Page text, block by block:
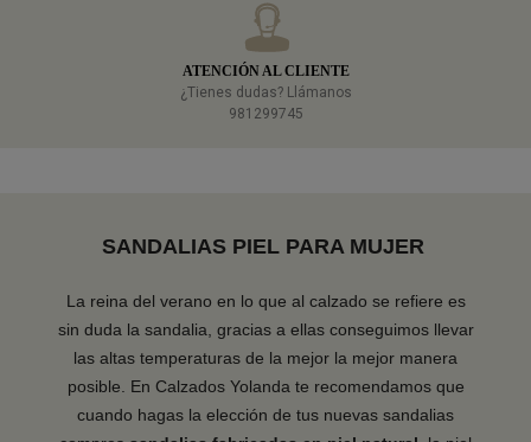
ATENCIÓN AL CLIENTE
¿Tienes dudas? Llámanos
981299745
SANDALIAS PIEL PARA MUJER
La reina del verano en lo que al calzado se refiere es
sin duda la sandalia, gracias a ellas conseguimos llevar
las altas temperaturas de la mejor la mejor manera
posible. En Calzados Yolanda te recomendamos que
cuando hagas la elección de tus nuevas sandalias